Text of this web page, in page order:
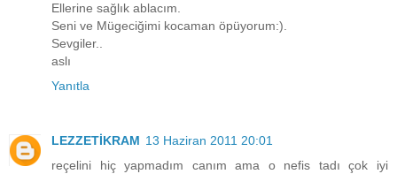
Ellerine sağlık ablacım.
Seni ve Mügeciğimi kocaman öpüyorum:).
Sevgiler..
aslı
Yanıtla
LEZZETİKRAM 13 Haziran 2011 20:01
reçelini hiç yapmadım canım ama o nefis tadı çok iyi